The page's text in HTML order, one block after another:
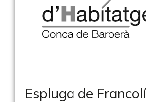
Espluga de Francolí